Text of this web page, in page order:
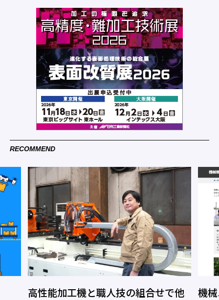
RECOMMEND
加工機と職人技の組合せで他
機械ユーザー